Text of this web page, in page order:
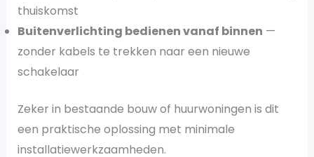
thuiskomst
Buitenverlichting bedienen vanaf binnen —
zonder kabels te trekken naar een nieuwe
schakelaar
Zeker in bestaande bouw of huurwoningen is dit
een praktische oplossing met minimale
installatiewerkzaamheden.